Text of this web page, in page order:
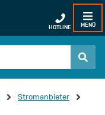
HOTLINE MENÜ
Stromanbieter